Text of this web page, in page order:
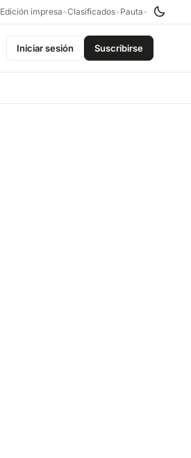
Edición impresa •Clasificados• Pauta •
Iniciar sesión Suscribirse